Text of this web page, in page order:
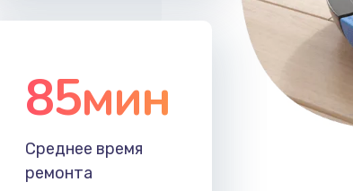
85мин
Среднее время
ремонта